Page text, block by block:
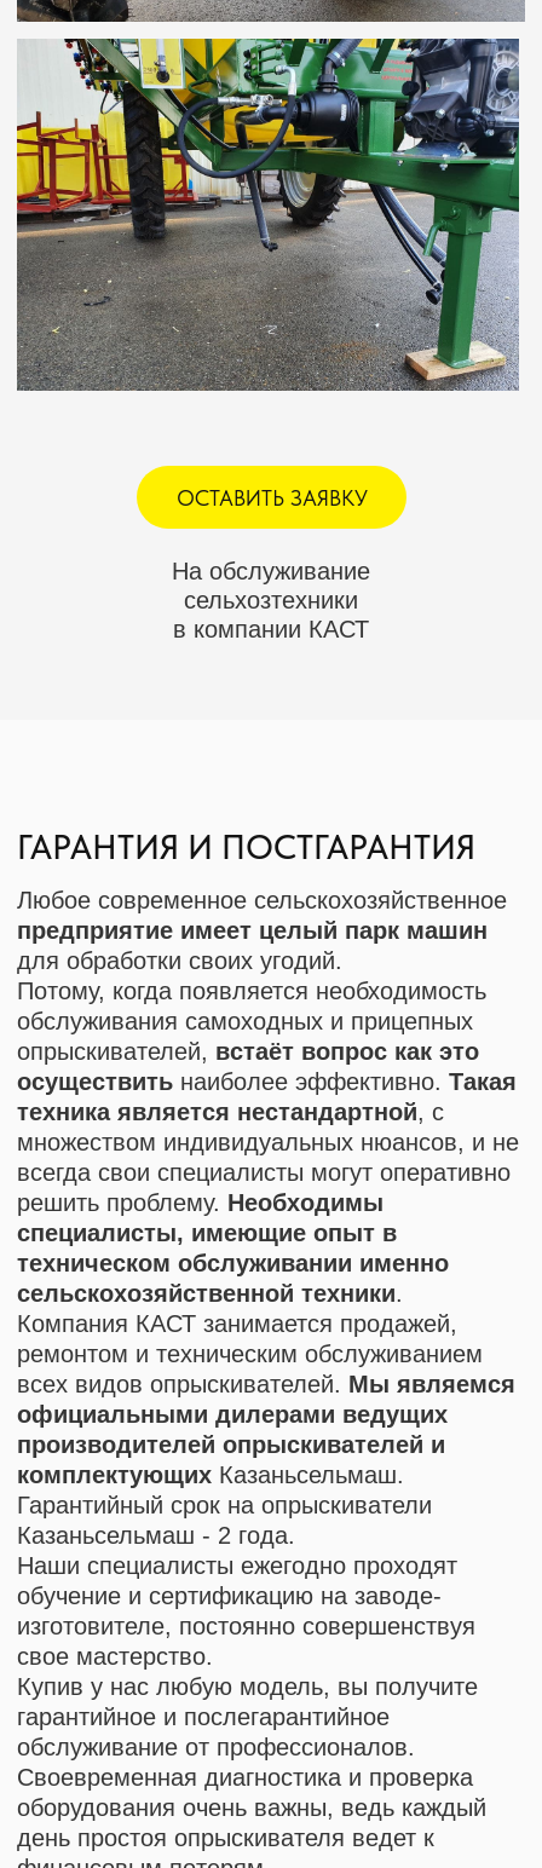
ОСТАВИТЬ ЗАЯВКУ
На обслуживание
сельхозтехники
в компании КАСТ
Казаньсельмаш - 2 года.
Наши специалисты ежегодно проходят
обучение и сертификацию на заводе-
изготовителе, постоянно совершенствуя
свое мастерство.
Купив у нас любую модель, вы получите
гарантийное и послегарантийное
обслуживание от профессионалов.
Своевременная диагностика и проверка
оборудования очень важны, ведь каждый
день простоя опрыскивателя ведет к
финансовым потерям.
При первых же признаках неполадки наши
специалисты готовы выехать на объект и
восстановить работу опрыскивателя. Выезд
передвижной ремонтной мастерской
осуществляется в течение 12 часов после
звонка. В ней имеются все необходимые
К выходу машины из строя, может
привести несколько значимых факторов:
Работа в тяжёлых условиях;
отдельные детали, превышающая
рекомендованную производителем;
Неосторожная эксплуатация.
ДОВЕРЬТЕ РЕМОНТ И
ОБСЛУЖИВАНИЕ
АГРОТЕХНИКИ
ПРОФЕССИОНАЛАМ!
Свяжитесь с нами через форму
обратной связи или по телефону
указанном ниже - наши менеджеры
ответят на все интересующие вас
вопросы и помогут оформить заказ.
8 (8652) 64-10-67
Оставить заявку
+7
Отправить
О НАШЕМ ОБСЛУЖИВАНИИ